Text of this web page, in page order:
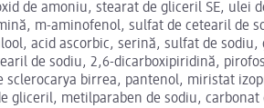
de amoniu, stearat de gliceril SE,
m-aminofenol, sulfat de cetearil
acid ascorbic, serină, sulfat de
de sodiu, 2,6-dicarboxipiridină,
birrea, pantenol, miristat
gliceril, metilparaben de sodiu,